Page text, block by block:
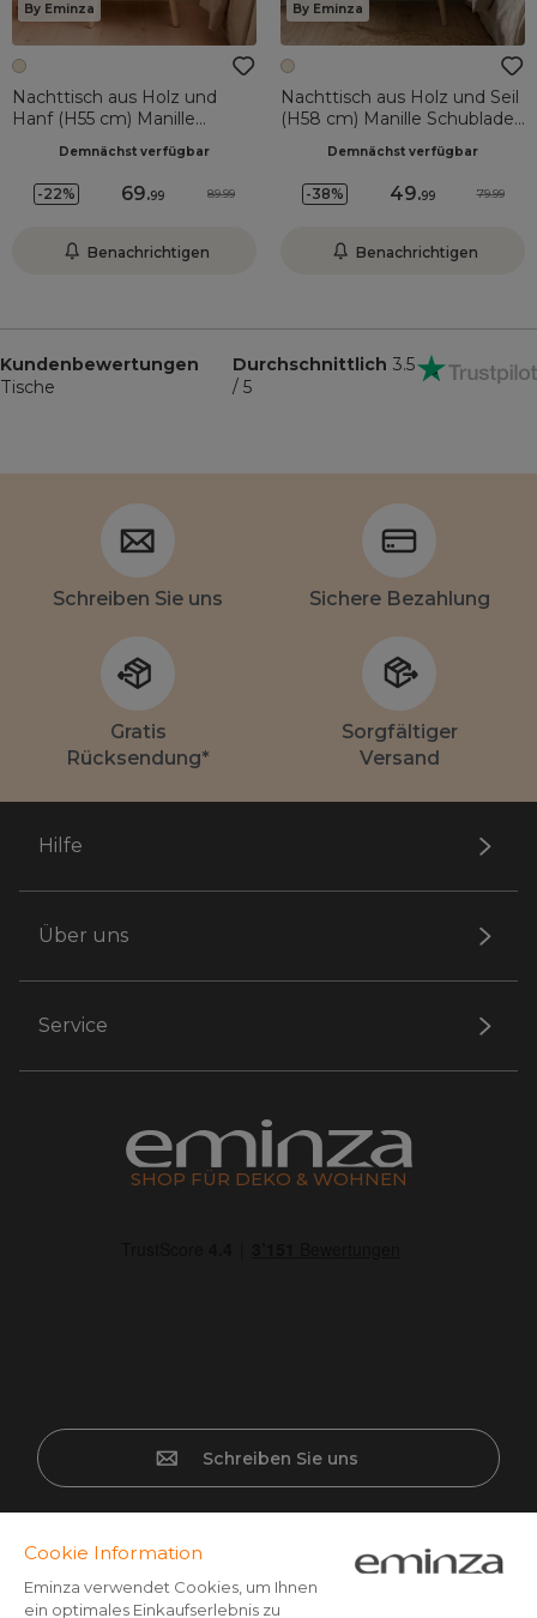
By Eminza
Nachttisch aus Holz und
Hanf (H55 cm) Manille
Demnächst verfügbar
-22% 69.99 89.99
Benachrichtigen
By Eminza
Nachttisch aus Holz und Seil
(H58 cm) Manille Schublade
Demnächst verfügbar
-38% 49.99 79.99
Benachrichtigen
Kundenbewertungen
Tische
Durchschnittlich 3.5
/ 5
Schreiben Sie uns Sichere Bezahlung
Gratis
Rücksendung*
Sorgfältiger
Versand
Hilfe
Über uns
Service
SHOP FÜR DEKO & WOHNEN
Schreiben Sie uns
Sichere Bezahlung